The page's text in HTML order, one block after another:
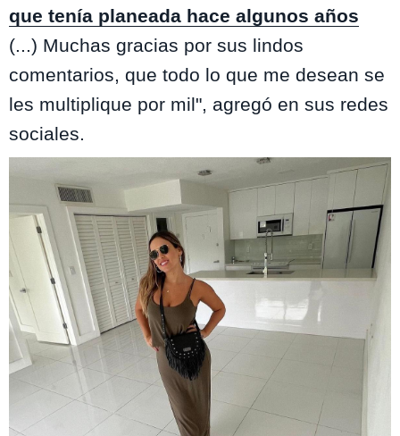
que tenía planeada hace algunos años
(...) Muchas gracias por sus lindos
comentarios, que todo lo que me desean se
les multiplique por mil", agregó en sus redes
sociales.